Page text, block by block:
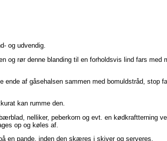
og udvendig.
og rør denne blanding til en forholdsvis lind fars
af gåsehalsen sammen med bomuldstråd, stop
kan rumme den.
nelliker, peberkorn og evt. en kødkraftterning
op og køles af.
en pande, inden den skæres i skiver og serveres.